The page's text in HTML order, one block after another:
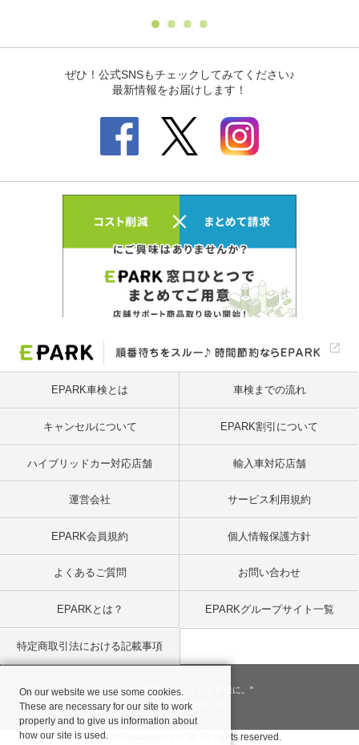
EPARK車検とは 車検までの流れ
キャンセルについて EPARK割引について
ハイブリッドカー対応店舗 輸入車対応店舗
運営会社 サービス利用規約
EPARK会員規約 個人情報保護方針
よくあるご質問 お問い合わせ
EPARKとは？ EPARKグループサイト一覧
特定商取引法における記載事項
"一回のお客様を、一生のお客様に。"
© 2001- 2026 EPARK, Inc.
Copyright©databank co, ltd. All rights reserved.
On our website we use some cookies.
These are necessary for our site to work
properly and to give us information about
how our site is used.